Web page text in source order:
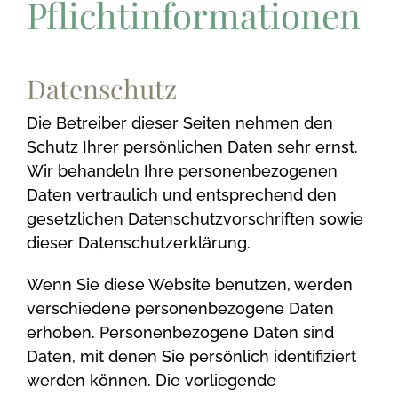
Pflicht­informationen
Datenschutz
Die Betreiber dieser Seiten nehmen den
Schutz Ihrer persönlichen Daten sehr ernst.
Wir behandeln Ihre personenbezogenen
Daten vertraulich und entsprechend den
gesetzlichen Datenschutzvorschriften sowie
dieser Datenschutzerklärung.
Wenn Sie diese Website benutzen, werden
verschiedene personenbezogene Daten
erhoben. Personenbezogene Daten sind
Daten, mit denen Sie persönlich identifiziert
werden können. Die vorliegende